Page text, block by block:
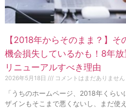
【2018年からそのまま？】
機会損失しているかも！8年
リニューアルすべき理由
2026年5月18日 コメントはまだありません
「うちのホームページ、2018年くら
ザインもそこまで悪くないし、まだ使